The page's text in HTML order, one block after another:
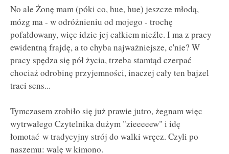
No ale Żonę mam (póki co, hue, hue) jeszcze młodą,
mózg ma - w odróżnieniu od mojego - trochę
pofałdowany, więc idzie jej całkiem nieźle. I ma z pracy
ewidentną frajdę, a to chyba najważniejsze, c'nie? W
pracy spędza się pół życia, trzeba stamtąd czerpać
chociaż odrobinę przyjemności, inaczej cały ten bajzel
traci sens...
Tymczasem zrobiło się już prawie jutro, żegnam więc
wytrwałego Czytelnika dużym "zieeeeew" i idę
łomotać w tradycyjny strój do walki wręcz. Czyli po
naszemu: walę w kimono.